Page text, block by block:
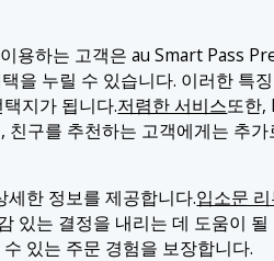
용하는 고객은 au Smart Pass
을 누릴 수 있습니다. 이러한 특
지가 됩니다.저렴한 서비스또한,
구를 추천하는 고객에게는 추가
한 정보를 제공합니다.입소문
있는 결정을 내리는 데 도움이 될
있는 주문 경험을 보장합니다.